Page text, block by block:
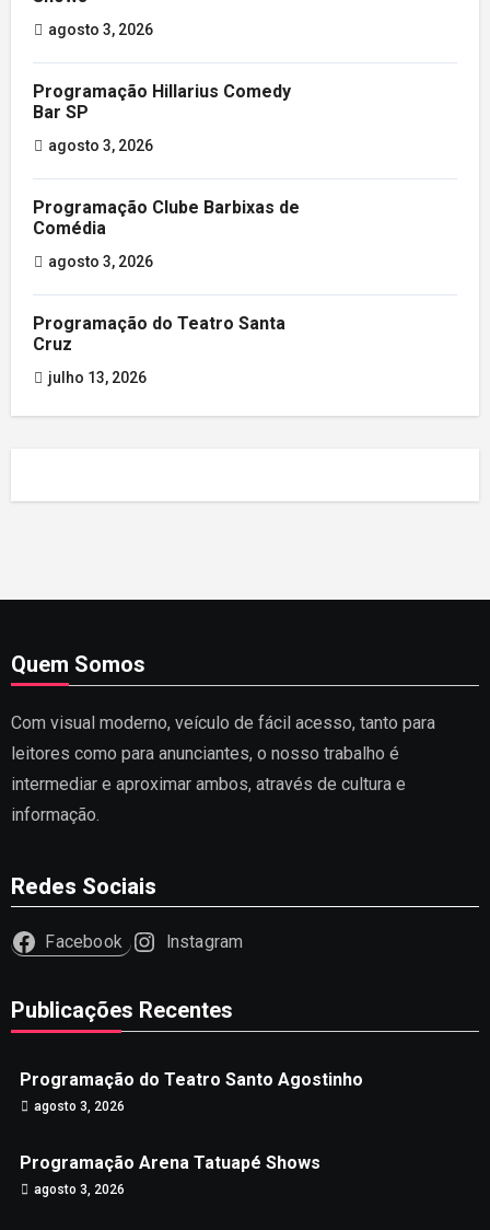
agosto 3, 2026
Programação Hillarius Comedy
Bar SP
agosto 3, 2026
Programação Clube Barbixas de
Comédia
agosto 3, 2026
Programação do Teatro Santa
Cruz
julho 13, 2026
Quem Somos
Com visual moderno, veículo de fácil acesso, tanto para
leitores como para anunciantes, o nosso trabalho é
intermediar e aproximar ambos, através de cultura e
informação.
Redes Sociais
Facebook Instagram
Publicações Recentes
Programação do Teatro Santo Agostinho
agosto 3, 2026
Programação Arena Tatuapé Shows
agosto 3, 2026